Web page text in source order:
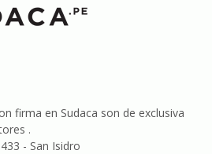
firma en Sudaca son de exclusiva
.
- San Isidro